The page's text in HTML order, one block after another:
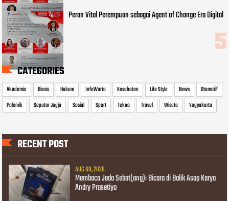
Peran Vital Perempuan sebagai Agent of Change Era Digital
CATEGORIES
Akademia Bisnis Hukum InfoWarta Kesehatan Life Style News
Otomotif
Polemik
Seputar Jogja Sosial Sport Tekno Travel Wisata Yogyakarta
RECENT POST
AUG 09, 2026
Membaca Jeda Sebat(ang): Bicara di Balik Asap Karya
Andry Prasetiyo